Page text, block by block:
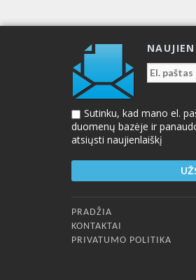
Sutinku, kad mano el.
duomenų bazėje ir
atsiųsti naujienlaiškį
Apatinis meniu
PRADŽIA
KONTAKTAI
PRIVATUMO POLITIKA